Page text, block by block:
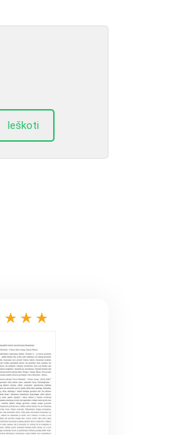
Ieškoti